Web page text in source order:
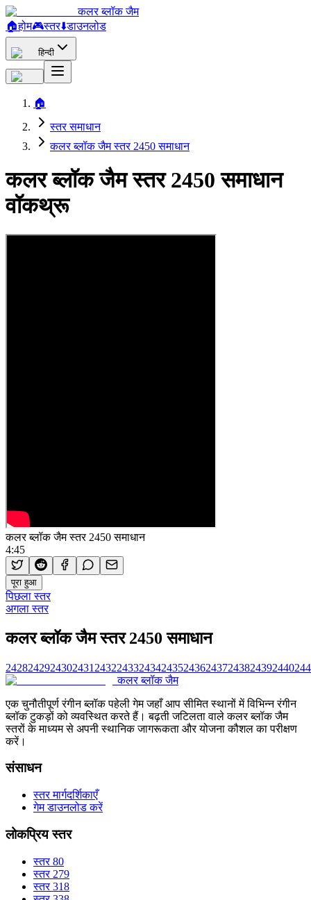
कलर ब्लॉक जैम
🏠होम🎮स्तर⬇️डाउनलोड
हिन्दी
🏠
स्तर समाधान
कलर ब्लॉक जैम स्तर 2450 समाधान
कलर ब्लॉक जैम स्तर 2450 समाधान
वॉकथ्रू
कलर ब्लॉक जैम स्तर 2450 समाधान
4:45
पूरा हुआ
पिछला स्तर
अगला स्तर
कलर ब्लॉक जैम स्तर 2450 समाधान
2428242924302431 243224332434243524362437243824392440
कलर ब्लॉक जैम
एक चुनौतीपूर्ण रंगीन ब्लॉक पहेली गेम जहाँ आप सीमित स्थानों में विभिन्न रंगीन
ब्लॉक टुकड़ों को व्यवस्थित करते हैं। बढ़ती जटिलता वाले कलर ब्लॉक जैम
स्तरों के माध्यम से अपनी स्थानिक जागरूकता और योजना कौशल का परीक्षण
करें।
संसाधन
स्तर मार्गदर्शिकाएँ
गेम डाउनलोड करें
लोकप्रिय स्तर
स्तर 80
स्तर 279
स्तर 318